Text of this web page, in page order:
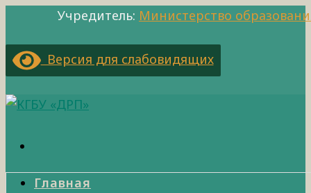
Учредитель: Министерство
Версия для слабовидящих
Главная